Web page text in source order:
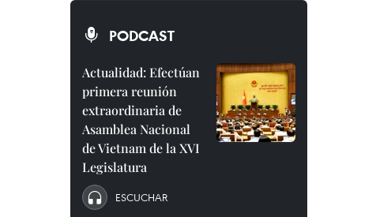
PODCAST
Actualidad: Efectúan
primera reunión
extraordinaria de
Asamblea Nacional
de Vietnam de la XVI
Legislatura
ESCUCHAR